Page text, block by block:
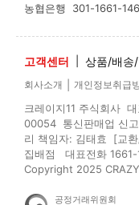
농협은행 301-1661-
고객센터 상품/배송
회사소개 개인정보취급
크레이지11 주식회사
00054 통신판매업 신
리 책임자: 김태효 [교
집배점 대표전화
Copyright 2025
공정거래위원회